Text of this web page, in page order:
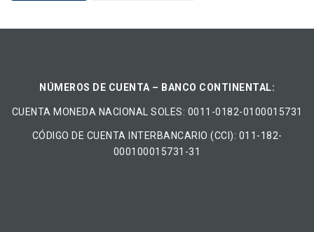
NÚMEROS DE CUENTA – BANCO CONTINENTAL:
CUENTA MONEDA NACIONAL​ ​SOLES​: 0011-0182-0100015731
CÓDIGO DE CUENTA INTERBANCARIO (CCI): 011-182-
000100015731-31